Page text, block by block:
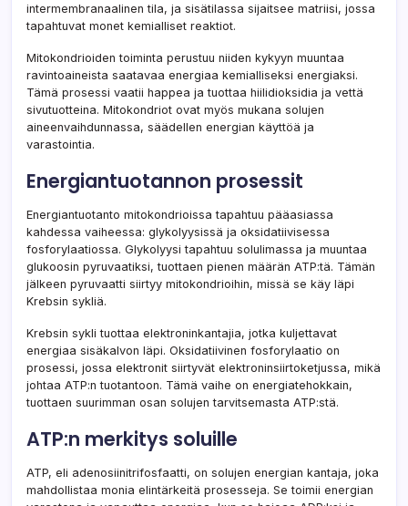
intermembranaalinen tila, ja sisätilassa sijaitsee matriisi, jossa
tapahtuvat monet kemialliset reaktiot.
Mitokondrioiden toiminta perustuu niiden kykyyn muuntaa
ravintoaineista saatavaa energiaa kemialliseksi energiaksi.
Tämä prosessi vaatii happea ja tuottaa hiilidioksidia ja vettä
sivutuotteina. Mitokondriot ovat myös mukana solujen
aineenvaihdunnassa, säädellen energian käyttöä ja
varastointia.
Energiantuotannon prosessit
Energiantuotanto mitokondrioissa tapahtuu pääasiassa
kahdessa vaiheessa: glykolyysissä ja oksidatiivisessa
fosforylaatiossa. Glykolyysi tapahtuu solulimassa ja muuntaa
glukoosin pyruvaatiksi, tuottaen pienen määrän ATP:tä. Tämän
jälkeen pyruvaatti siirtyy mitokondrioihin, missä se käy läpi
Krebsin sykliä.
Krebsin sykli tuottaa elektroninkantajia, jotka kuljettavat
energiaa sisäkalvon läpi. Oksidatiivinen fosforylaatio on
prosessi, jossa elektronit siirtyvät elektroninsiirtoketjussa, mikä
johtaa ATP:n tuotantoon. Tämä vaihe on energiatehokkain,
tuottaen suurimman osan solujen tarvitsemasta ATP:stä.
ATP:n merkitys soluille
ATP, eli adenosiinitrifosfaatti, on solujen energian kantaja, joka
mahdollistaa monia elintärkeitä prosesseja. Se toimii energian